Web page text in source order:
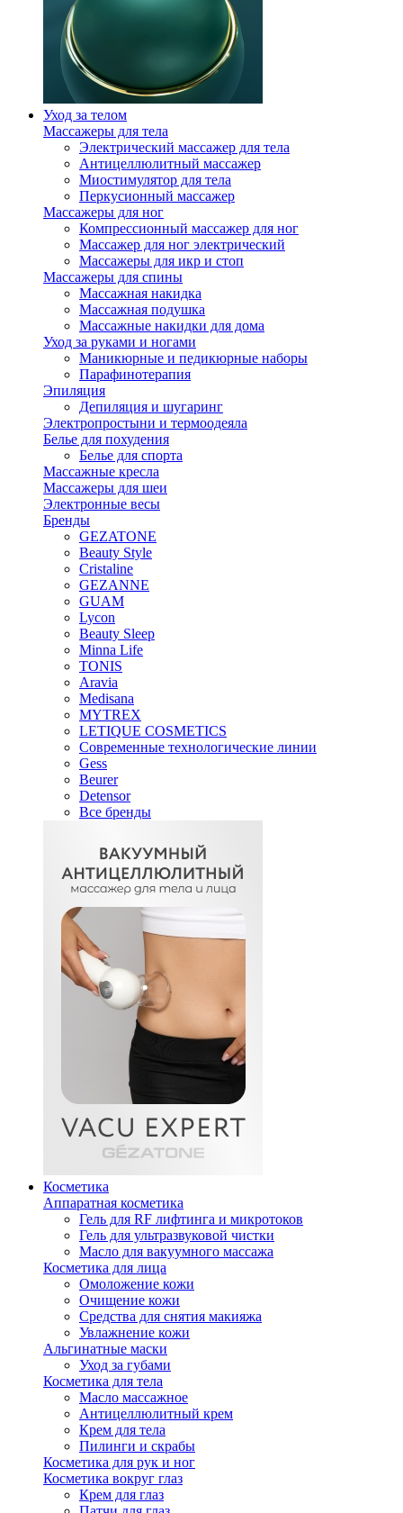
Уход за телом
Массажеры для тела
Электрический массажер для тела
Антицеллюлитный массажер
Миостимулятор для тела
Перкусионный массажер
Массажеры для ног
Компрессионный массажер для ног
Массажер для ног электрический
Массажеры для икр и стоп
Массажеры для спины
Массажная накидка
Массажная подушка
Массажные накидки для дома
Уход за руками и ногами
Маникюрные и педикюрные наборы
Парафинотерапия
Эпиляция
Депиляция и шугаринг
Электропростыни и термоодеяла
Белье для похудения
Белье для спорта
Массажные кресла
Массажеры для шеи
Электронные весы
Бренды
GEZATONE
Beauty Style
Cristaline
GEZANNE
GUAM
Lycon
Beauty Sleep
Minna Life
TONIS
Aravia
Medisana
MYTREX
LETIQUE COSMETICS
Современные технологические линии
Gess
Beurer
Detensor
Все бренды
Косметика
Аппаратная косметика
Гель для RF лифтинга и микротоков
Гель для ультразвуковой чистки
Масло для вакуумного массажа
Косметика для лица
Омоложение кожи
Очищение кожи
Средства для снятия макияжа
Увлажнение кожи
Альгинатные маски
Уход за губами
Косметика для тела
Масло массажное
Антицеллюлитный крем
Крем для тела
Пилинги и скрабы
Косметика для рук и ног
Косметика вокруг глаз
Крем для глаз